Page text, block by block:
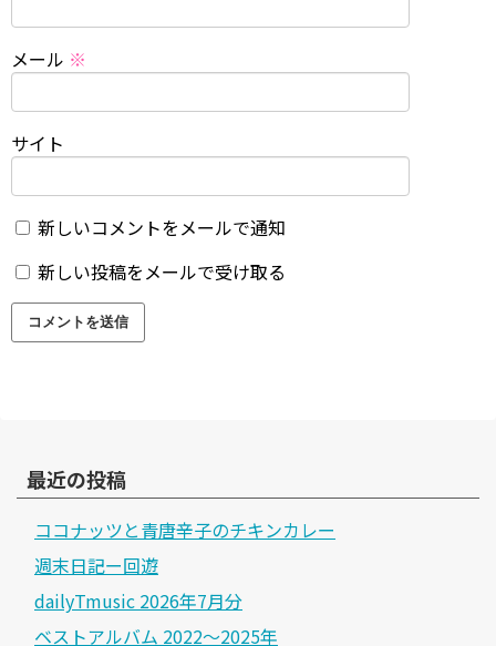
メール ※
サイト
新しいコメントをメールで通知
新しい投稿をメールで受け取る
最近の投稿
ココナッツと青唐辛子のチキンカレー
週末日記ー回遊
dailyTmusic 2026年7月分
ベストアルバム 2022～2025年